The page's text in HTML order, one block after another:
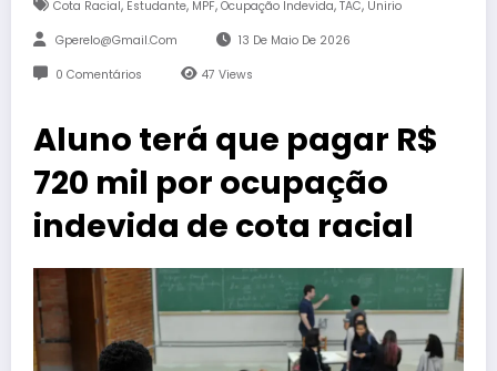
Cota Racial, Estudante, MPF, Ocupação Indevida, TAC, Unirio
Gperelo@gmail.com 13 De Maio De 2026
0 Comentários 47 Views
Aluno terá que pagar R$
720 mil por ocupação
indevida de cota racial